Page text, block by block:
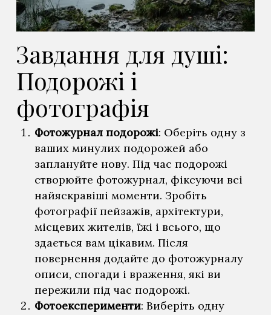
Завдання для душі:
Подорожі і
фотографія
Фотожурнал подорожі: Оберіть одну з
ваших минулих подорожей або
заплануйте нову. Під час подорожі
створюйте фотожурнал, фіксуючи всі
найяскравіші моменти. Зробіть
фотографії пейзажів, архітектури,
місцевих жителів, їжі і всього, що
здається вам цікавим. Після
повернення додайте до фотожурналу
описи, спогади і враження, які ви
пережили під час подорожі.
Фотоексперименти: Виберіть одну